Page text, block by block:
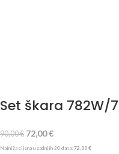
Set škara 782W/
90,00€ 72,00€
Najniža cijena u zadnjih 30 dana: 72,00 €